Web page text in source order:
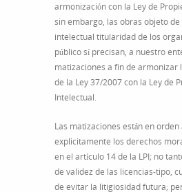
armonización con la Ley de
sin embargo, las obras objeto
intelectual titularidad de los
público sí precisan, a nuestro
matizaciones a fin de armonizar
de la Ley 37/2007 con la Ley de
Intelectual.
Las matizaciones están en
explicitamente los derechos
en el artículo 14 de la LPI; no
de validez de las licencias-tipo,
de evitar la litigiosidad futura;